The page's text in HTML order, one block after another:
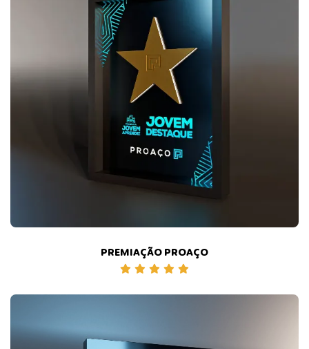
PREMIAÇÃO PROAÇO